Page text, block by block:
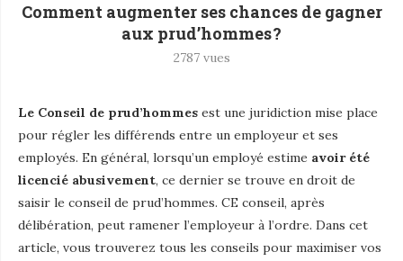
Comment augmenter ses chances de gagner
aux prud’hommes ?
2787vues
Le Conseil de prud’hommes est une juridiction mise place
pour régler les différends entre un employeur et ses
employés. En général, lorsqu’un employé estime avoir été
licencié abusivement, ce dernier se trouve en droit de
saisir le conseil de prud’hommes. CE conseil, après
délibération, peut ramener l’employeur à l’ordre. Dans cet
article, vous trouverez tous les conseils pour maximiser vos